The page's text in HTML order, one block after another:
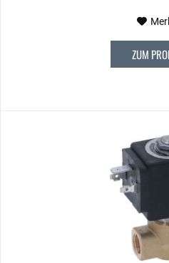
ZUM